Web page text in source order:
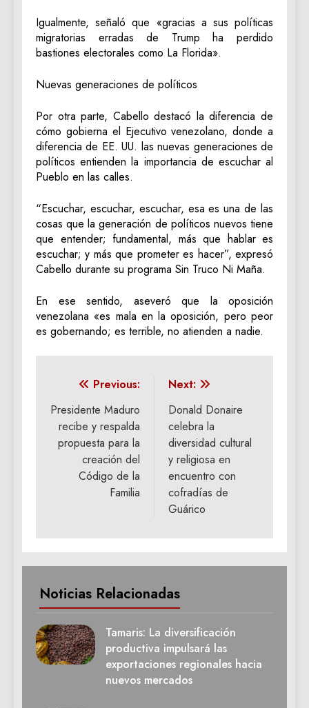
Igualmente, señaló que «gracias a sus políticas
migratorias erradas de Trump ha perdido
bastiones electorales como La Florida».
Nuevas generaciones de políticos
Por otra parte, Cabello destacó la diferencia de
cómo gobierna el Ejecutivo venezolano, donde a
diferencia de EE. UU. las nuevas generaciones de
políticos entienden la importancia de escuchar al
Pueblo en las calles.
“Escuchar, escuchar, escuchar, esa es una de las
cosas que la generación de políticos nuevos tiene
que entender; fundamental, más que hablar es
escuchar; y más que prometer es hacer”, expresó
Cabello durante su programa Sin Truco Ni Maña.
En ese sentido, aseveró que la oposición
venezolana «es mala en la oposición, pero peor
es gobernando; es terrible, no atienden a nadie.
Navegación
de
entradas
Previous:
Presidente Maduro
recibe y respalda
propuesta para la
creación del
Código de la
Familia
Next:
Donald Donaire
celebra la
diversidad cultural
y religiosa en
encuentro con
cofradías de
Guárico
Noticias Relacionadas
Tamaris: La diversificación
productiva impulsará las
exportaciones regionales hacia
nuevos mercados